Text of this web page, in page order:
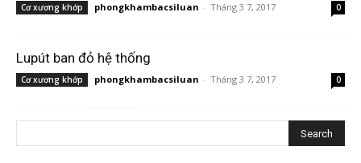
Cơ xương khớp phongkhambacsiluan - Tháng 3 7, 2017 0
Lupút ban đỏ hệ thống
Cơ xương khớp phongkhambacsiluan - Tháng 3 7, 2017 0